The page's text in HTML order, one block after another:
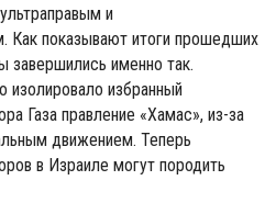
и
Как показывают итоги прошедших
завершились именно так.
избранный
Газа правление «Хамас», из-за
движением. Теперь
в Израиле могут породить